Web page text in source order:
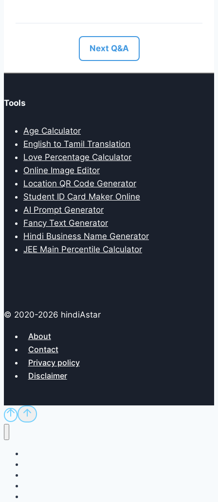
Next Q&A
Tools
Age Calculator
English to Tamil Translation
Love Percentage Calculator
Online Image Editor
Location QR Code Generator
Student ID Card Maker Online
AI Prompt Generator
Fancy Text Generator
Hindi Business Name Generator
JEE Main Percentile Calculator
© 2020-2026 hindiAstar
About
Contact
Privacy policy
Disclaimer